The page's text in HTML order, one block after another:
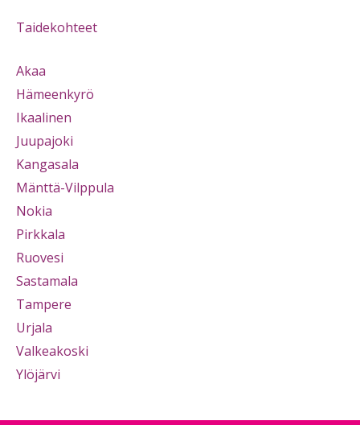
Taidekohteet
Akaa
Hämeenkyrö
Ikaalinen
Juupajoki
Kangasala
Mänttä-Vilppula
Nokia
Pirkkala
Ruovesi
Sastamala
Tampere
Urjala
Valkeakoski
Ylöjärvi